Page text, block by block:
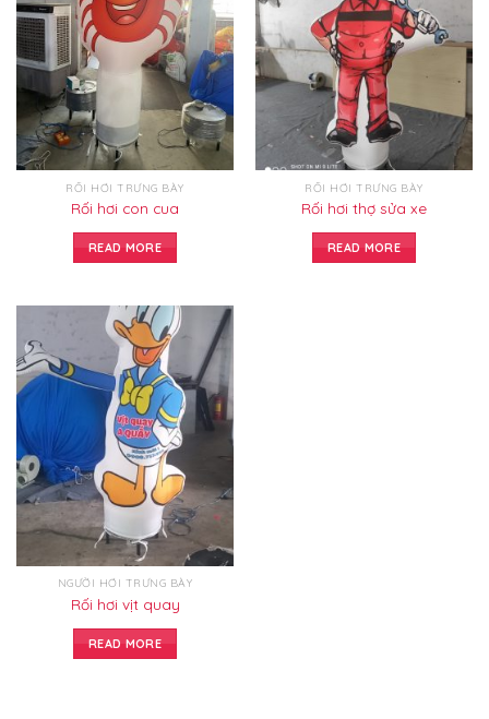
RỐI HƠI TRƯNG BÀY
Rối hơi con cua
READ MORE
RỐI HƠI TRƯNG BÀY
Rối hơi thợ sửa xe
READ MORE
NGƯỜI HƠI TRƯNG BÀY
Rối hơi vịt quay
READ MORE